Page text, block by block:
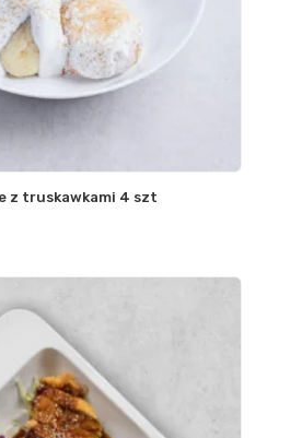
z truskawkami 4 szt